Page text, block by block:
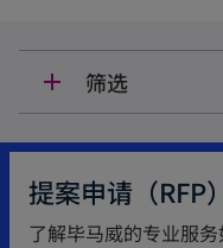
add 筛选
提案申请（RFP）
了解毕马威的专业服务